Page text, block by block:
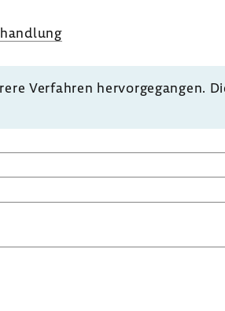
Verfahren hervor­ge­gangen.